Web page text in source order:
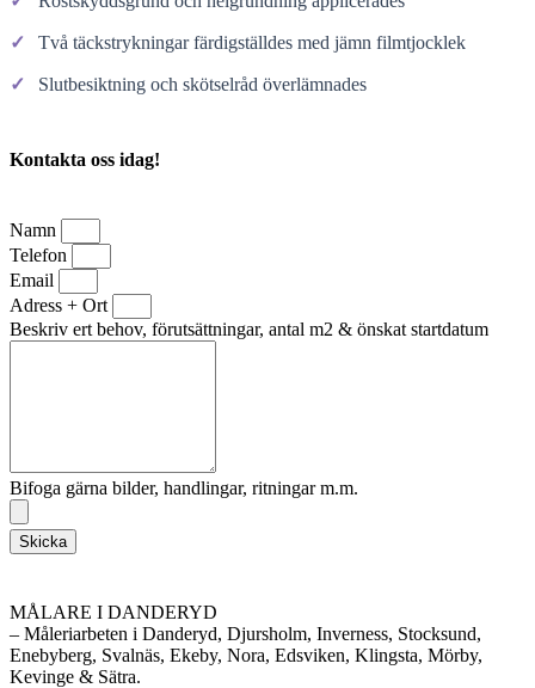
✓ Två täckstrykningar färdigställdes med jämn filmtjocklek
✓ Slutbesiktning och skötselråd överlämnades
Kontakta oss idag!
Namn
Telefon
Email
Adress + Ort
Beskriv ert behov, förutsättningar, antal m2 & önskat startdatum
Bifoga gärna bilder, handlingar, ritningar m.m.
Skicka
MÅLARE I DANDERYD
– Måleriarbeten i Danderyd, Djursholm, Inverness, Stocksund,
Enebyberg, Svalnäs, Ekeby, Nora, Edsviken, Klingsta, Mörby,
Kevinge & Sätra.